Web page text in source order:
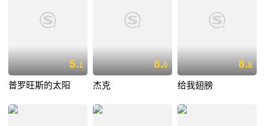
5.1
普罗旺斯的太阳
8.0
杰克
8.8
给我翅膀